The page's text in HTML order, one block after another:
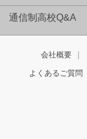
通信制高校Q&A
会社概要
よくあるご質問